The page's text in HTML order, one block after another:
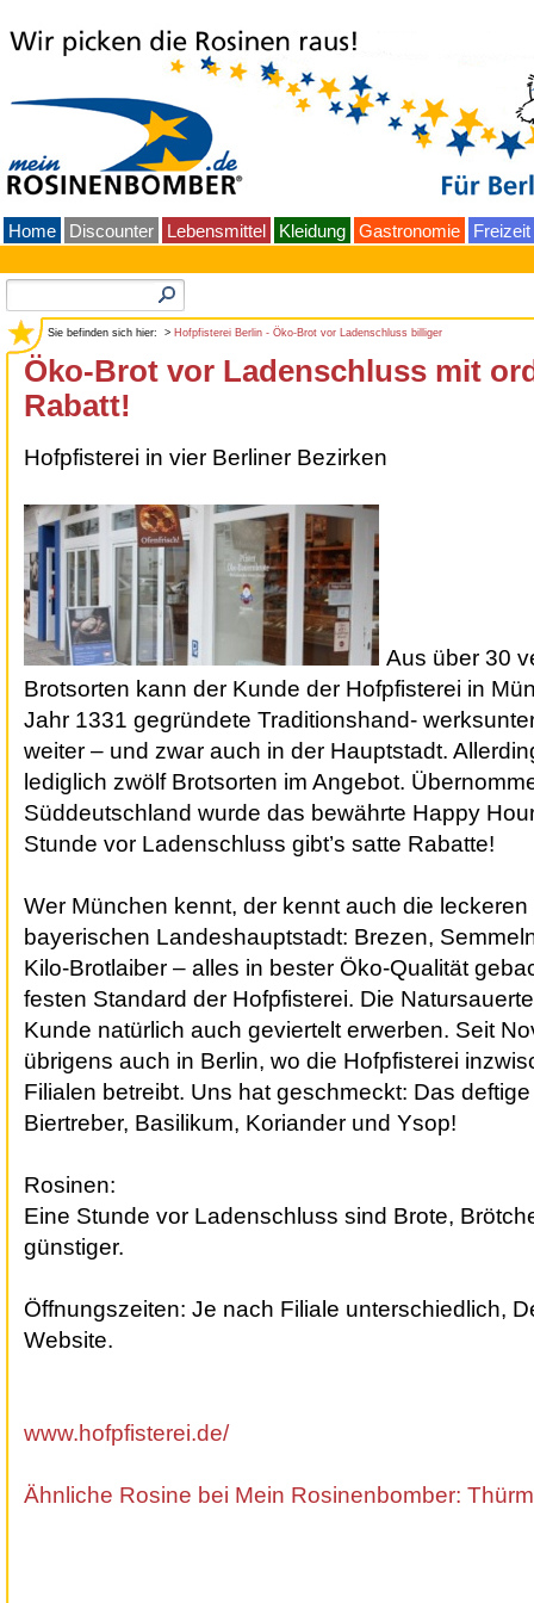
Home Discounter Lebensmittel Kleidung Gastronomie Freizeit
Sie befinden sich hier: > Hofpfisterei Berlin - Öko-Brot vor Ladenschluss billiger
Öko-Brot vor Ladenschluss mit
Rabatt!
Hofpfisterei in vier Berliner Bezirken
Aus über 30
Brotsorten kann der Kunde der Hofpfisterei in
Jahr 1331 gegründete Traditionshand-
weiter – und zwar auch in der Hauptstadt.
lediglich zwölf Brotsorten im Angebot.
Süddeutschland wurde das bewährte Happy
Stunde vor Ladenschluss gibt’s satte Rabatte!
Wer München kennt, der kennt auch die
bayerischen Landeshauptstadt: Brezen,
Kilo-Brotlaiber – alles in bester Öko-Qualität
festen Standard der Hofpfisterei. Die
Kunde natürlich auch geviertelt erwerben. Seit
übrigens auch in Berlin, wo die Hofpfisterei
Filialen betreibt. Uns hat geschmeckt: Das
Biertreber, Basilikum, Koriander und Ysop!
Rosinen:
Eine Stunde vor Ladenschluss sind Brote,
günstiger.
Öffnungszeiten: Je nach Filiale unterschiedlich,
Website.
www.hofpfisterei.de/
Ähnliche Rosine bei Mein Rosinenbomber: